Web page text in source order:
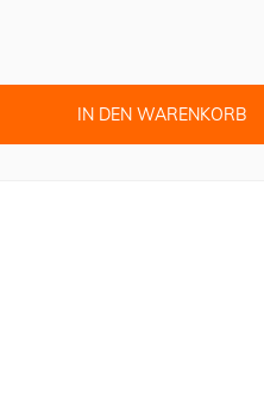
IN DEN WARENKORB